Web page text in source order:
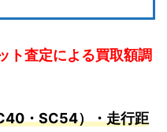
ト査定による買取額調
・SC54）・走行距